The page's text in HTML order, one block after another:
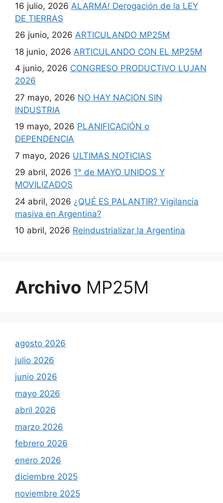
16 julio, 2026 ALARMA! Derogación de la LEY
DE TIERRAS
26 junio, 2026 ARTICULANDO MP25M
18 junio, 2026 ARTICULANDO CON EL MP25M
4 junio, 2026 CONGRESO PRODUCTIVO LUJAN
2026
27 mayo, 2026 NO HAY NACION SIN
INDUSTRIA
19 mayo, 2026 PLANIFICACIÓN o
DEPENDENCIA
7 mayo, 2026 ULTIMAS NOTICIAS
29 abril, 2026 1° de MAYO UNIDOS Y
MOVILIZADOS
24 abril, 2026 ¿QUÉ ES PALANTIR? Vigilancia
masiva en Argentina?
10 abril, 2026 Reindustrializar la Argentina
Archivo MP25M
agosto 2026
julio 2026
junio 2026
mayo 2026
abril 2026
marzo 2026
febrero 2026
enero 2026
diciembre 2025
noviembre 2025